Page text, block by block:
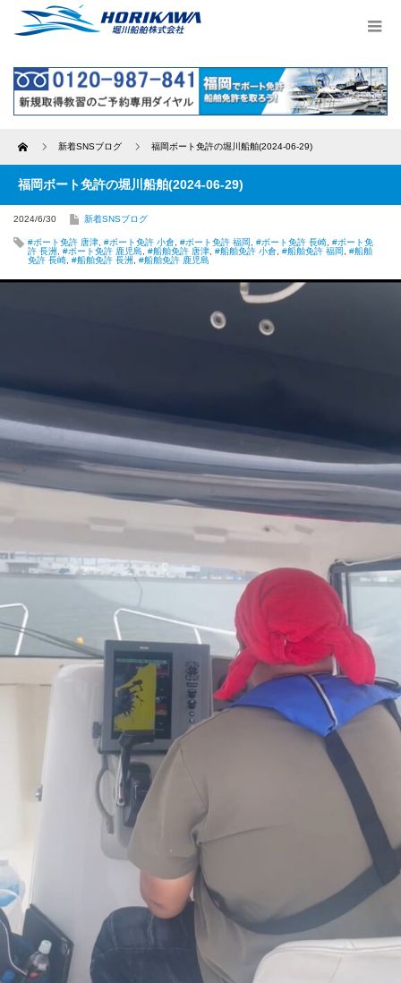
Home 新着SNSブログ 福岡ボート免許の堀川船舶(2024-06-29)
福岡ボート免許の堀川船舶(2024-06-29)
2024/6/30 新着SNSブログ
#ボート免許 唐津 #ボート免許 小倉 #ボート免許 福岡 #ボート免許 長崎 #ボート免
許 長洲
#ボート免許 鹿児島 #船舶免許 唐津 #船舶免許 小倉 #船舶免許 福岡
#船舶
免許 長崎 #船舶免許 長洲 #船舶免許 鹿児島